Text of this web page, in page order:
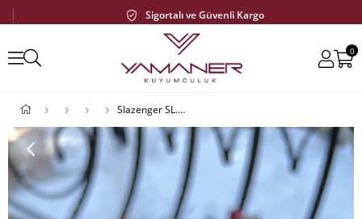
Sigortalı ve Güvenli Kargo
0
Slazenger SL.09.1947.4.01 Kadın Kol Saati